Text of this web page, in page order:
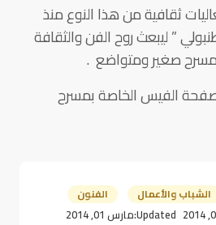
ثقافية من هذا النوع منذ
” ليبعث روح الفن والثقافة
صغير ومتواضع .
الفيس الخاصة بمسرح
الشباب والأعمال الفنون
Updated:مارس 01, 2014